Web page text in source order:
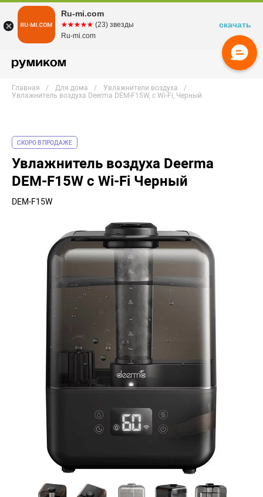
Главная Для дома
Увлажнители воздуха
Увлажнитель воздуха Deerma DEM-F15W, с Wi-Fi, Черный
СКОРО В ПРОДАЖЕ
Увлажнитель воздуха Deerma
DEM-F15W с Wi-Fi Черный
DEM-F15W
Ru-mi.com
☆☆☆☆☆
★★★★★ (23) звезды
Ru-mi.com
скачать